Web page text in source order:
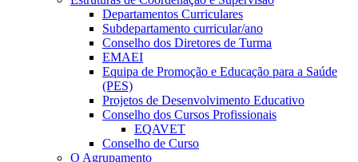
Departamentos Curriculares
Subdepartamento curricular/ano
Conselho dos Diretores de Turma
EMAEI
Equipa de Promoção e Educação para a Saúde
(PES)
Projetos de Desenvolvimento Educativo
Conselho dos Cursos Profissionais
EQAVET
Conselho de Curso
O Agrupamento